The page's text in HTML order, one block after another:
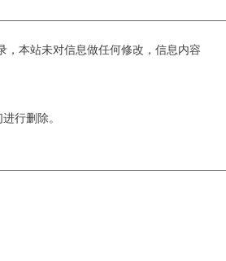
本站未对信息做任何修改，信息内容
行删除。